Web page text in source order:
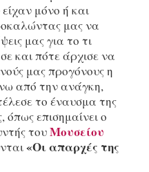
μόνο ή και
μας να
μας για το τι
και πότε άρχισε να
μας προγόνους η
από την ανάγκη,
το έναυσμα της
όπως επισημαίνει ο
τουΜουσείου
«Οι απαρχές της